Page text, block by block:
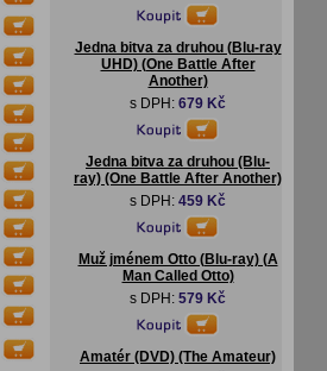
Jedna bitva za druhou (Blu-ray
UHD) (One Battle After
Another)
s DPH: 679 Kč
Jedna bitva za druhou (Blu-
ray) (One Battle After Another)
s DPH: 459 Kč
Muž jménem Otto (Blu-ray) (A
Man Called Otto)
s DPH: 579 Kč
Amatér (DVD) (The Amateur)